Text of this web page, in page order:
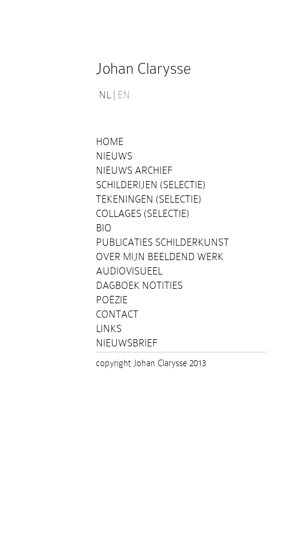
Johan Clarysse
NL EN
HOME
NIEUWS
NIEUWS ARCHIEF
SCHILDERIJEN (SELECTIE)
TEKENINGEN (SELECTIE)
COLLAGES (SELECTIE)
BIO
PUBLICATIES SCHILDERKUNST
OVER MIJN BEELDEND WERK
AUDIOVISUEEL
DAGBOEK NOTITIES
POËZIE
CONTACT
LINKS
NIEUWSBRIEF
copyright Johan Clarysse 2013